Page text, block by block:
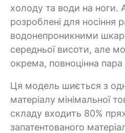
холоду та води на ноги.
розроблені для носіння
водонепроникними
середньої висоти, але
окрема, повноцінна
Ця модель шиється з
матеріалу мінімальної
складу входить 80%
запатентованого